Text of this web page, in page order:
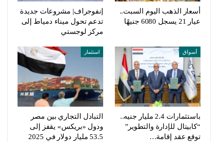
أسعار الذهب اليوم السبت..
عيار 21 يسجل 6080 جنيهًا
إنفوجراف| مشروعات جديدة
تدعم تحول ميناء دمياط إلى
مركز لوجستي
أسواق
باستثمارات 2.4 مليار جنيه..
“كابيتال للإدارة والتطوير”
توقع عقد إقامة…
استثمار
التبادل التجاري بين مصر
ودول «بريكس» يقفز إلى
53.5 مليار دولار في 2025